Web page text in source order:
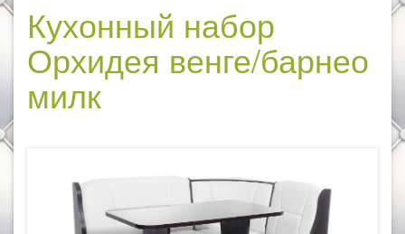
Кухонный набор
Орхидея венге/барнео
милк